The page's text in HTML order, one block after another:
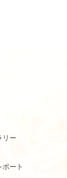
リー
ポート